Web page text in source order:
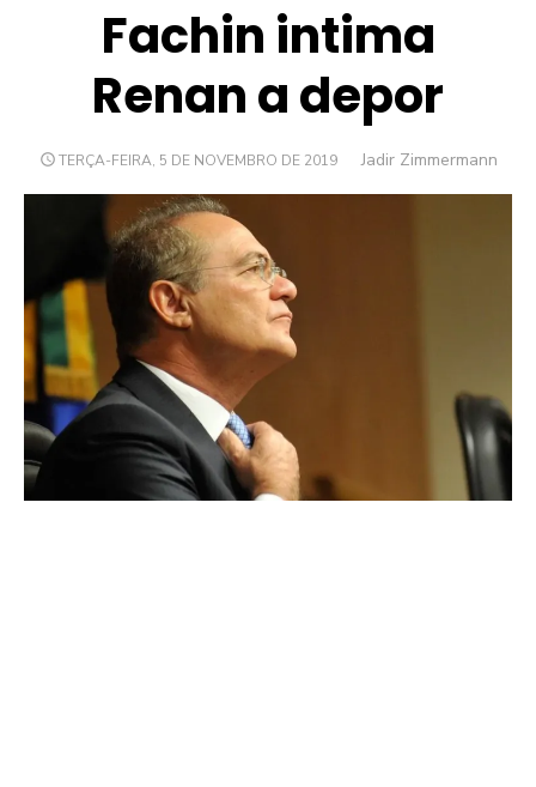
Fachin intima
Renan a depor
POSTED
TERÇA-FEIRA, 5 DE NOVEMBRO DE 2019 Author
Jadir Zimmermann